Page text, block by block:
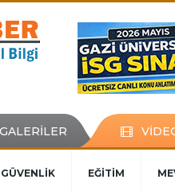
GALERİLER
GÜVENLİK EĞİTİM